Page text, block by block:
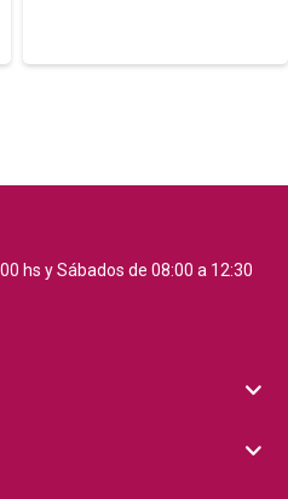
hs y Sábados de 08:00 a 12:30